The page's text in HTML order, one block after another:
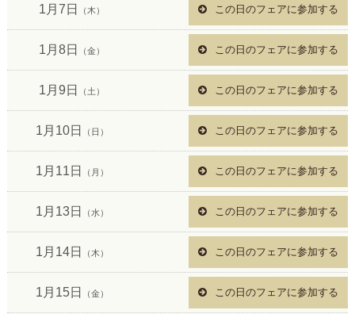
1月7日 （木） この日のフェアに参加する
1月8日 （金） この日のフェアに参加する
1月9日 （土） この日のフェアに参加する
1月10日 （日） この日のフェアに参加する
1月11日 （月） この日のフェアに参加する
1月13日 （水） この日のフェアに参加する
1月14日 （木） この日のフェアに参加する
1月15日 （金） この日のフェアに参加する